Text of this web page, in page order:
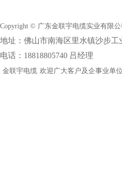
Copyright © 广东金联宇电缆实业有限公
地址：佛山市南海区里水镇沙步工
电话：18818805740 吕经理
金联宇电缆 欢迎广大客户及企事业单